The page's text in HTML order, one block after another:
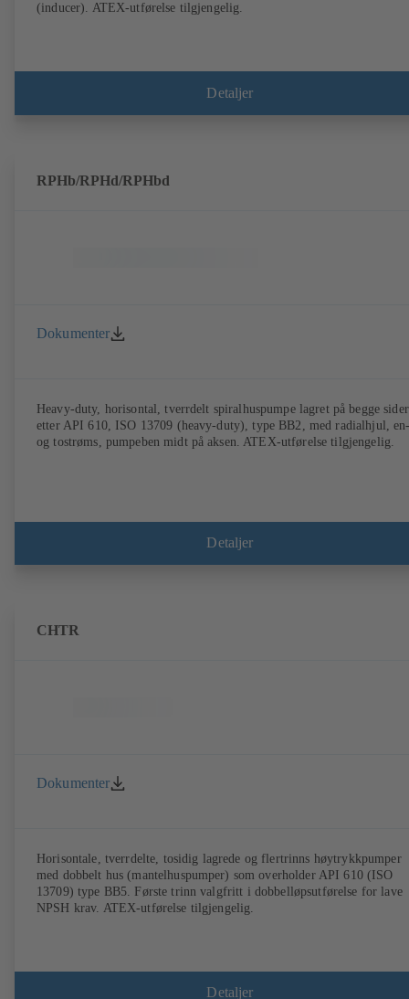
(inducer). ATEX-utførelse tilgjengelig.
Detaljer
RPHb/RPHd/RPHbd
Dokumenter
Heavy-duty, horisontal, tverrdelt spiralhuspumpe lagret på begge sider
etter API 610, ISO 13709 (heavy-duty), type BB2, med radialhjul,
og tostrøms, pumpeben midt på aksen. ATEX-utførelse tilgjengelig.
Detaljer
CHTR
Dokumenter
Horisontale, tverrdelte, tosidig lagrede og flertrinns høytrykkpumper
med dobbelt hus (mantelhuspumper) som overholder API 610 (ISO
13709) type BB5. Første trinn valgfritt i dobbelløpsutførelse for lave
NPSH krav. ATEX-utførelse tilgjengelig.
Detaljer